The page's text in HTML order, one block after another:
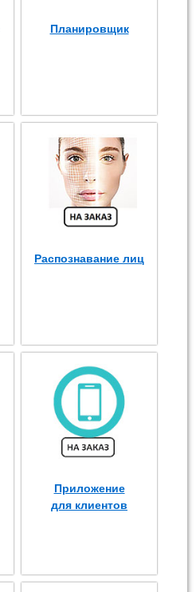
Планировщик
Распознавание лиц
Приложение
для клиентов